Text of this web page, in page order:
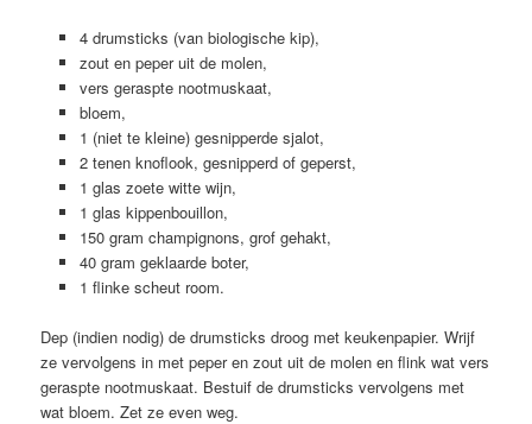
4 drumsticks (van biologische kip),
zout en peper uit de molen,
vers geraspte nootmuskaat,
bloem,
1 (niet te kleine) gesnipperde sjalot,
2 tenen knoflook, gesnipperd of geperst,
1 glas zoete witte wijn,
1 glas kippenbouillon,
150 gram champignons, grof gehakt,
40 gram geklaarde boter,
1 flinke scheut room.
Dep (indien nodig) de drumsticks droog met keukenpapier. Wrijf
ze vervolgens in met peper en zout uit de molen en flink wat vers
geraspte nootmuskaat. Bestuif de drumsticks vervolgens met
wat bloem. Zet ze even weg.